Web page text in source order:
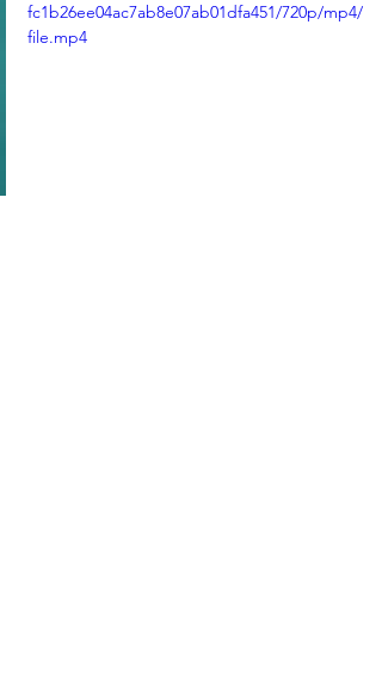
fc1b26ee04ac7ab8e07ab01dfa451/720p/mp4/
file.mp4